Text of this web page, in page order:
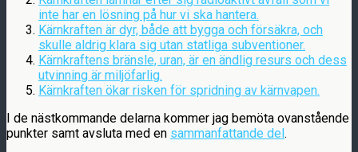
inte har en lösning på hur vi ska hantera.
Kärnkraften är dyr, både att bygga och försäkra, och
skulle aldrig klara sig utan statliga subventioner.
Kärnkraftens bränsle, uran, är en ändlig resurs och dess
utvinning är miljöfarlig.
Kärnkraften ökar risken för spridning av kärnvapen.
I de nästkommande delarna kommer jag bemöta ovanstående
punkter samt avsluta med en sammanfattande del.